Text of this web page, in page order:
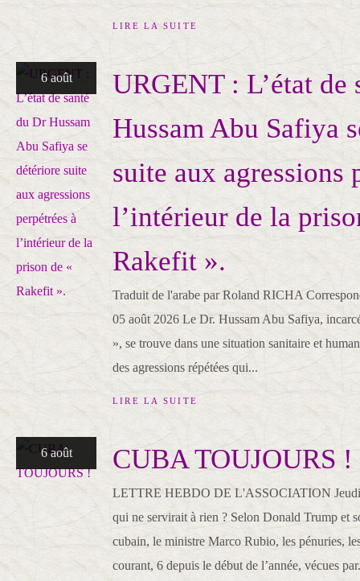
LIRE LA SUITE
6 août
URGENT : L’état de
Hussam Abu Safiya
suite aux agressions
l’intérieur de la
Rakefit ».
Traduit de l'arabe par Roland RICHA
05 août 2026 Le Dr. Hussam Abu Safiya,
», se trouve dans une situation sanitaire et
des agressions répétées qui...
LIRE LA SUITE
6 août CUBA TOUJOURS !
LETTRE HEBDO DE L'ASSOCIATION Jeudi
qui ne servirait à rien ? Selon Donald Trump et
cubain, le ministre Marco Rubio, les pénuries,
courant, 6 depuis le début de l’année, vécues